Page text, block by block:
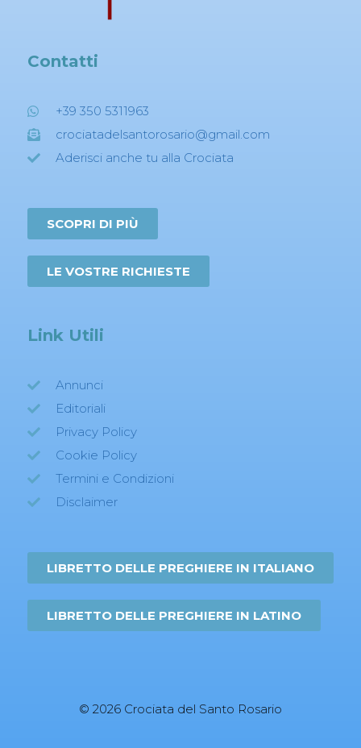
Contatti
+39 350 5311963
crociatadelsantorosario@gmail.com
Aderisci anche tu alla Crociata
SCOPRI DI PIÙ
LE VOSTRE RICHIESTE
Link Utili
Annunci
Editoriali
Privacy Policy
Cookie Policy
Termini e Condizioni
Disclaimer
LIBRETTO DELLE PREGHIERE IN ITALIANO
LIBRETTO DELLE PREGHIERE IN LATINO
© 2026 Crociata del Santo Rosario